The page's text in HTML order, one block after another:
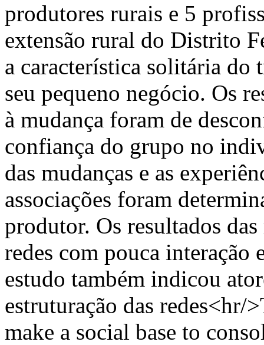
produtores rurais e 5
extensão rural do Distrito
a característica solitária
seu pequeno negócio. Os
à mudança foram de
confiança do grupo no
das mudanças e as
associações foram
produtor. Os resultados
redes com pouca interação
estudo também indicou
estruturação das
make a social base to